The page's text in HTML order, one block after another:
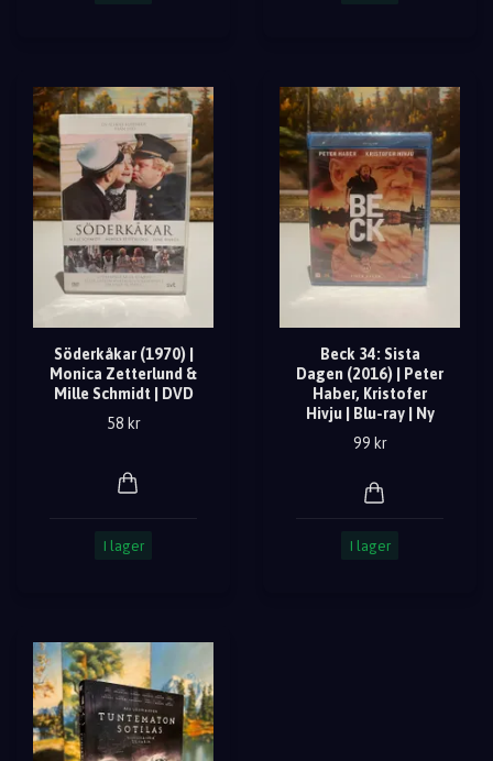
Söderkåkar (1970) |
Monica Zetterlund &
Mille Schmidt | DVD
58 kr
I lager
Beck 34: Sista
Dagen (2016) | Peter
Haber, Kristofer
Hivju | Blu-ray | Ny
99 kr
I lager